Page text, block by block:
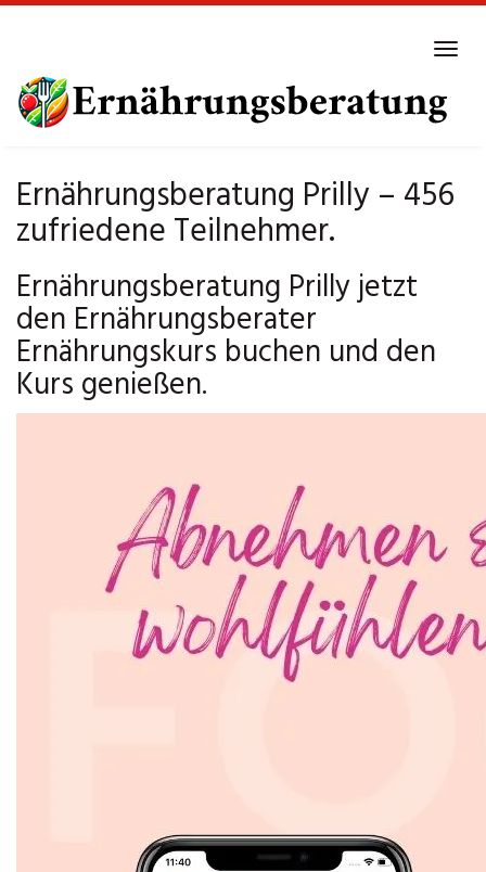
main
content
Ernährungsberatung Prilly – 456
zufriedene Teilnehmer.
Ernährungsberatung Prilly jetzt
den Ernährungsberater
Ernährungskurs buchen und den
Kurs genießen.